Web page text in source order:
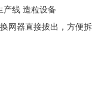
产线 造粒设备
网器直接拔出，方便拆